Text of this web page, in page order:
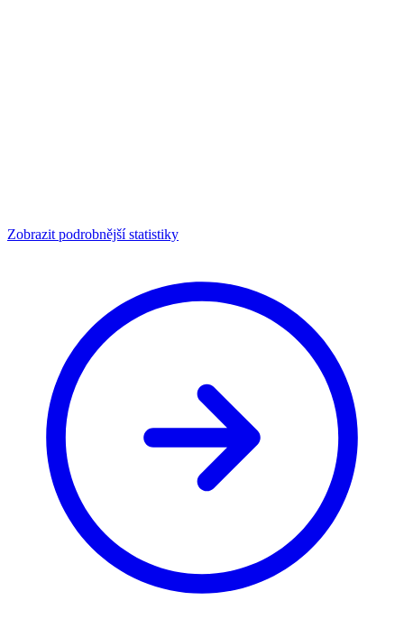
Zobrazit podrobnější statistiky